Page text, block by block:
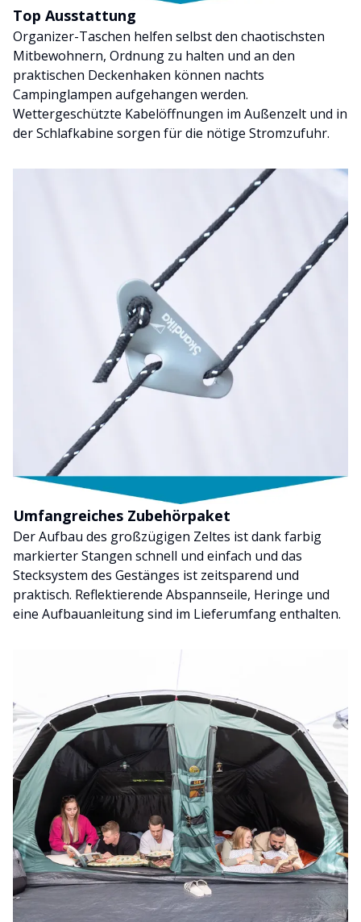
Top Ausstattung
Organizer-Taschen helfen selbst den chaotischsten
Mitbewohnern, Ordnung zu halten und an den
praktischen Deckenhaken können nachts
Campinglampen aufgehangen werden.
Wettergeschützte Kabelöffnungen im Außenzelt und in
der Schlafkabine sorgen für die nötige Stromzufuhr.
Umfangreiches Zubehörpaket
Der Aufbau des großzügigen Zeltes ist dank farbig
markierter Stangen schnell und einfach und das
Stecksystem des Gestänges ist zeitsparend und
praktisch. Reflektierende Abspannseile, Heringe und
eine Aufbauanleitung sind im Lieferumfang enthalten.